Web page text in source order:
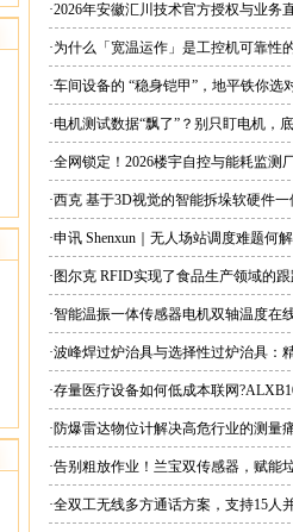
·2026年安徽汇川技术官方授权与业务
现货直供平台
·为什么「宽温运作」是工控机可靠性
·车间设备的 “稳身铠甲”，地平铁你选
·电机测试数据“飘了”？别只盯电机，
·全网锁定！2026楼宇自控与能耗监
·西克 基于3D视觉的智能拆垛软硬件
·申讯 Shenxun｜无人场站调度难题何
·图尔克 RFID实现了食品生产领域的
·智能温振一体传感器电机双轴温度在
·波峰焊过炉治具与选择性过炉治具：
·存量医疗设备如何低成本联网
·防爆雷达物位计解决高危行业的测量
·告别粗放作业！兰宝双传感器，赋能
·全双工无线多方通话方案，支持15人